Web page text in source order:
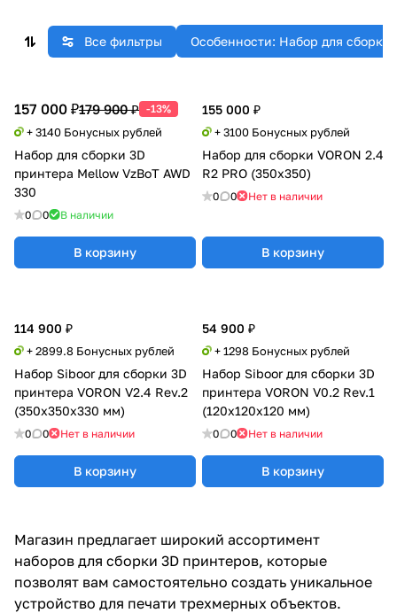
Все фильтры Особенности: Набор для сборки
157 000 ₽179 900 ₽ -13%
+ 3140 Бонусных рублей
Набор для cборки 3D
принтера Mellow VzBoT AWD
330
0 0 В наличии
В корзину
155 000 ₽
+ 3100 Бонусных рублей
Набор для сборки VORON 2.4
R2 PRO (350x350)
0 0 Нет в наличии
В корзину
114 900 ₽
+ 2899.8 Бонусных рублей
Набор Siboor для сборки 3D
принтера VORON V2.4 Rev.2
(350x350x330 мм)
0 0 Нет в наличии
В корзину
54 900 ₽
+ 1298 Бонусных рублей
Набор Siboor для сборки 3D
принтера VORON V0.2 Rev.1
(120x120x120 мм)
0 0 Нет в наличии
В корзину
Магазин предлагает широкий ассортимент
наборов для сборки 3D принтеров, которые
позволят вам самостоятельно создать уникальное
устройство для печати трехмерных объектов.